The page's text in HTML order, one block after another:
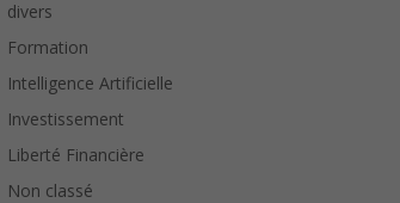
divers
Formation
Intelligence Artificielle
Investissement
Liberté Financière
Non classé